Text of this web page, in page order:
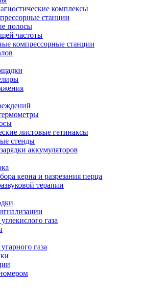
комплексы
станции
полосы
частоты
компрессорные станции
листовые гетинаксы
стенды
аккумуляторов
керна и разрезания перца
терапии
газа
газа